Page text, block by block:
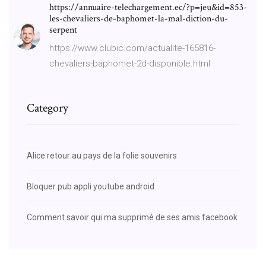
https://annuaire-telechargement.ec/?p=jeu&id=853-
les-chevaliers-de-baphomet-la-mal-diction-du-
serpent
https://www.clubic.com/actualite-165816-
chevaliers-baphomet-2d-disponible.html
Category
Alice retour au pays de la folie souvenirs
Bloquer pub appli youtube android
Comment savoir qui ma supprimé de ses amis facebook